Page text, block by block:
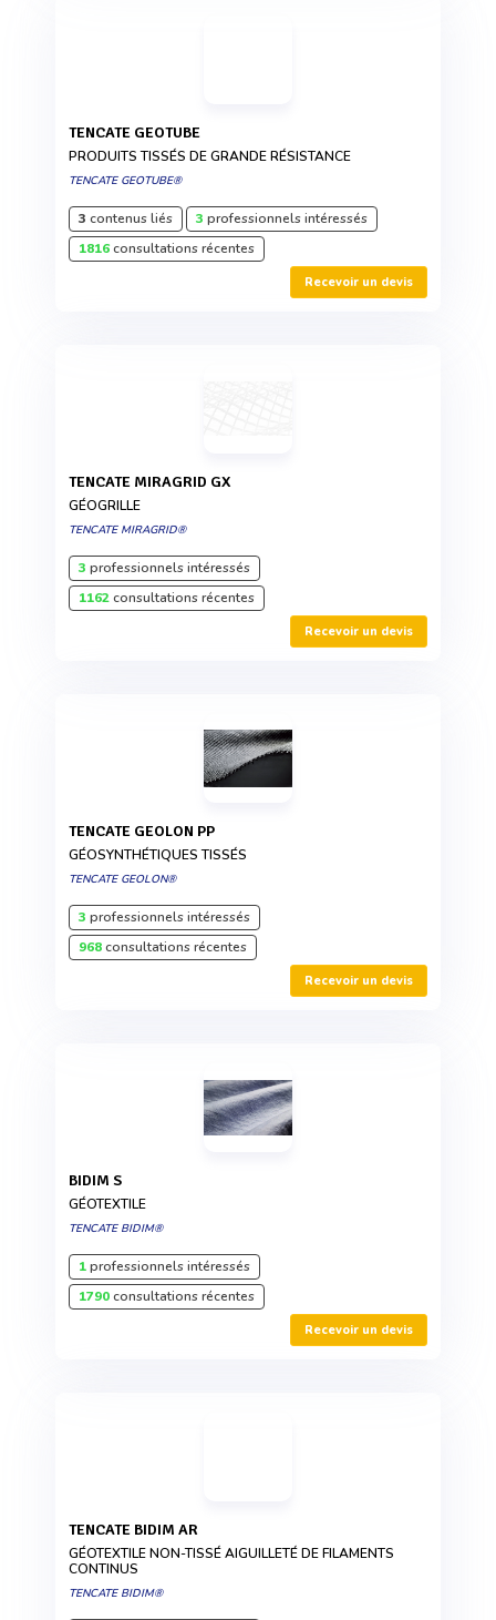
TENCATE GEOTUBE
PRODUITS TISSÉS DE GRANDE RÉSISTANCE
TENCATE GEOTUBE®
3 contenus liés 3 professionnels intéressés
1816consultations récentes
Recevoir un devis
TENCATE MIRAGRID GX
GÉOGRILLE
TENCATE MIRAGRID®
3 professionnels intéressés
1162consultations récentes
Recevoir un devis
TENCATE GEOLON PP
GÉOSYNTHÉTIQUES TISSÉS
TENCATE GEOLON®
3 professionnels intéressés
968consultations récentes
Recevoir un devis
BIDIM S
GÉOTEXTILE
TENCATE BIDIM®
1professionnels intéressés
1790consultations récentes
Recevoir un devis
TENCATE BIDIM AR
GÉOTEXTILE NON-TISSÉ AIGUILLETÉ DE FILAMENTS
CONTINUS
TENCATE BIDIM®